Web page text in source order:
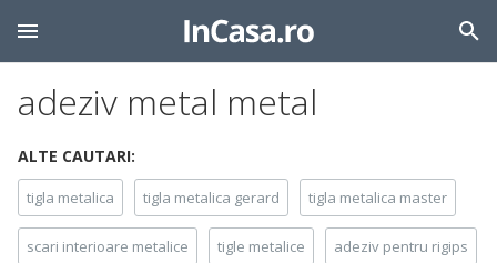
adeziv metal metal
ALTE CAUTARI:
tigla metalica tigla metalica gerard tigla metalica master
scari interioare metalice tigle metalice adeziv pentru rigips